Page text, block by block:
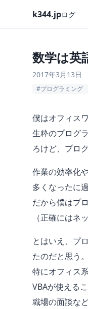
k344.jpログ
数学は英
2017年3月13日
#プログラミング
僕はオフィス
生粋のプログ
ろけど、プロ
作業の効率化
多くなったに
だから僕はプ
（正確にはネ
とはいえ、プ
たのだと思う。
特にオフィス
VBAが使える
職場の面談な